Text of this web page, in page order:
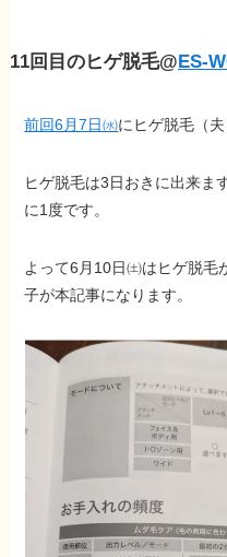
11回目のヒゲ脱毛@ES-
前回6月7日㈬にヒゲ脱毛（夫
ヒゲ脱毛は3日おきに出来ま
に1度です。
よって6月10日㈯はヒゲ脱毛
子が本記事になります。